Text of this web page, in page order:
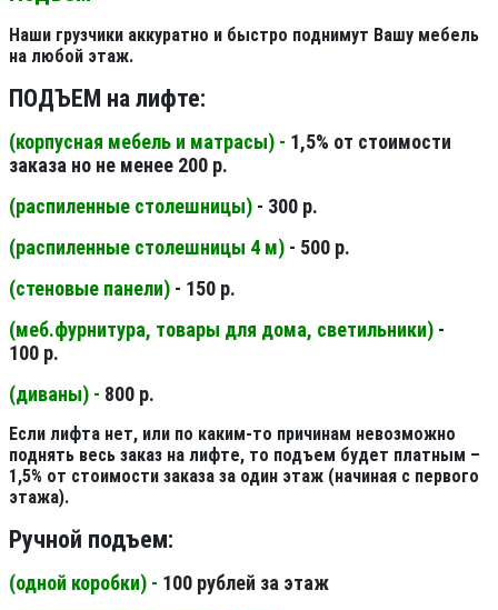
Наши грузчики аккуратно и быстро поднимут Вашу мебель
на любой этаж.
ПОДЪЕМ на лифте:
(корпусная мебель и матрасы) - 1,5% от стоимости
заказа но не менее 200 р.
(распиленные столешницы) - 300 р.
(распиленные столешницы 4 м) - 500 р.
(стеновые панели) - 150 р.
(меб.фурнитура, товары для дома, светильники) -
100 р.
(диваны) - 800 р.
Если лифта нет, или по каким-то причинам невозможно
поднять весь заказ на лифте, то подъем будет платным –
1,5% от стоимости заказа за один этаж (начиная с первого
этажа).
Ручной подъем:
(одной коробки) - 100 рублей за этаж